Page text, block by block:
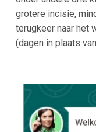
grotere incisie,
terugkeer naar het
(dagen in plaats